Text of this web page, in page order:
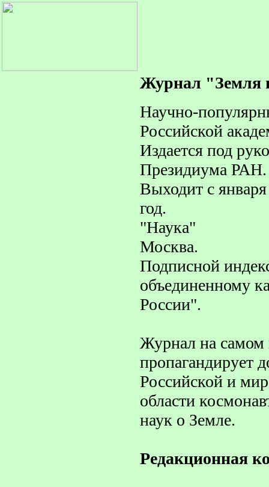
Журнал "Земля
Научно-
Российской
Издается под
Президиума РАН.
Выходит с января
год.
"Наука"
Москва.
Подписной
объединенному
России".
Журнал на самом
пропагандирует
Российской и
области
наук о Земле.
Редакционная